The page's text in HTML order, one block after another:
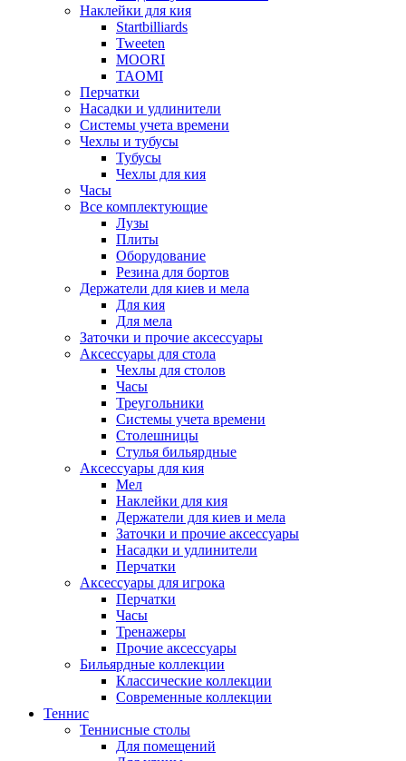
Наклейки для кия
Startbilliards
Tweeten
MOORI
TAOMI
Перчатки
Насадки и удлинители
Системы учета времени
Чехлы и тубусы
Тубусы
Чехлы для кия
Часы
Все комплектующие
Лузы
Плиты
Оборудование
Резина для бортов
Держатели для киев и мела
Для кия
Для мела
Заточки и прочие аксессуары
Аксессуары для стола
Чехлы для столов
Часы
Треугольники
Системы учета времени
Столешницы
Стулья бильярдные
Аксессуары для кия
Мел
Наклейки для кия
Держатели для киев и мела
Заточки и прочие аксессуары
Насадки и удлинители
Перчатки
Аксессуары для игрока
Перчатки
Часы
Тренажеры
Прочие аксессуары
Бильярдные коллекции
Классические коллекции
Современные коллекции
Теннис
Теннисные столы
Для помещений